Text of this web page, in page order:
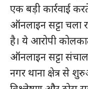
एक बड़ी कार्रवाई
ऑनलाइन सट्टा चला
है। ये आरोपी
ऑनलाइन सट्टा
नगर थाना क्षेत्र से